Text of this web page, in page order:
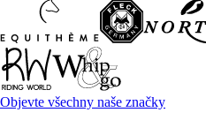
Objevte všechny naše značky